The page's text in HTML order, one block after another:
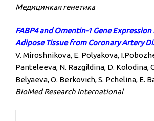
Медицинкая генетика
FABP4 and Omentin-1 Gene
Adipose Tissue from Coronary Artery
V. Miroshnikova, E. Polyakova,
Panteleeva, N. Razgildina, D. Kolodina,
Belyaeva, O. Berkovich, S. Pchelina, E.
BioMed Research International